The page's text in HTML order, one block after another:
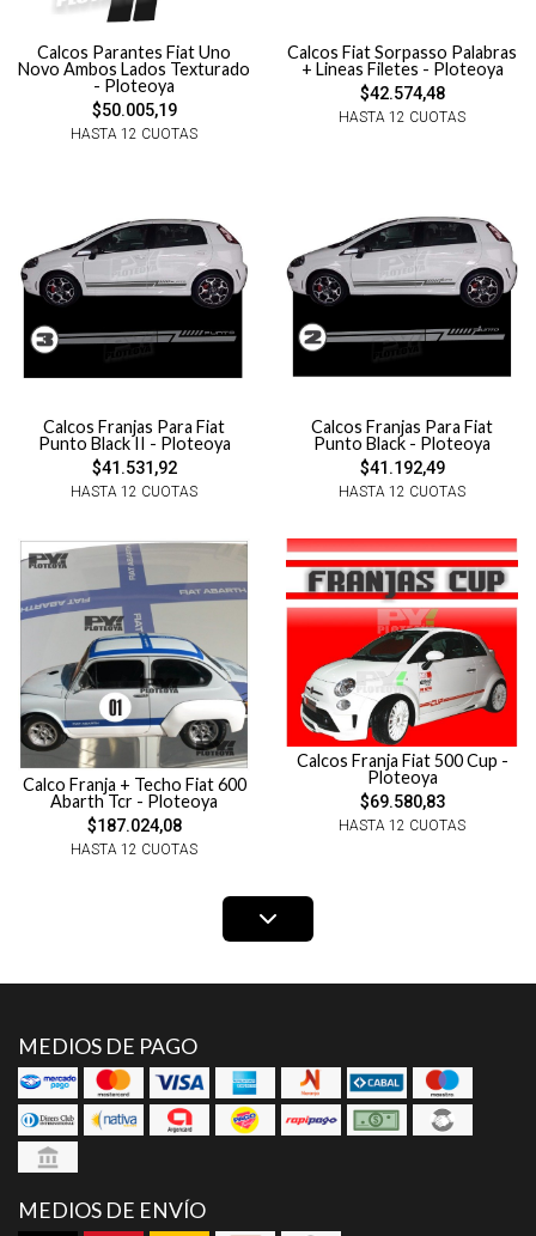
Calcos Parantes Fiat Uno
Novo Ambos Lados Texturado
- Ploteoya
$50.005,19
HASTA 12 CUOTAS
Calcos Fiat Sorpasso Palabras
+ Lineas Filetes - Ploteoya
$42.574,48
HASTA 12 CUOTAS
Calcos Franjas Para Fiat
Punto Black II - Ploteoya
$41.531,92
HASTA 12 CUOTAS
Calcos Franjas Para Fiat
Punto Black - Ploteoya
$41.192,49
HASTA 12 CUOTAS
Calco Franja + Techo Fiat 600
Abarth Tcr - Ploteoya
$187.024,08
HASTA 12 CUOTAS
Calcos Franja Fiat 500 Cup -
Ploteoya
$69.580,83
HASTA 12 CUOTAS
MEDIOS DE PAGO
MEDIOS DE ENVÍO